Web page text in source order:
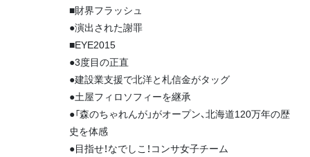
■財界フラッシュ
●演出された謝罪
■EYE2015
●3度目の正直
●建設業支援で北洋と札信金がタッグ
●土屋フィロソフィーを継承
●「森のちゃれんが」がオープン、北海道120万年の歴
史を体感
●目指せ！なでしこ！コンサ女子チーム